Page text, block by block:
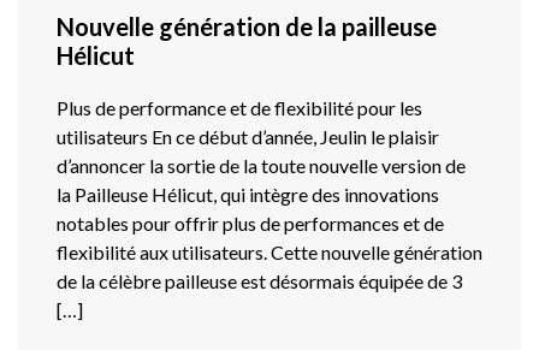
Nouvelle génération de la pailleuse
Hélicut
Plus de performance et de flexibilité pour les
utilisateurs En ce début d’année, Jeulin le plaisir
d’annoncer la sortie de la toute nouvelle version de
la Pailleuse Hélicut, qui intègre des innovations
notables pour offrir plus de performances et de
flexibilité aux utilisateurs. Cette nouvelle génération
de la célèbre pailleuse est désormais équipée de 3
[…]